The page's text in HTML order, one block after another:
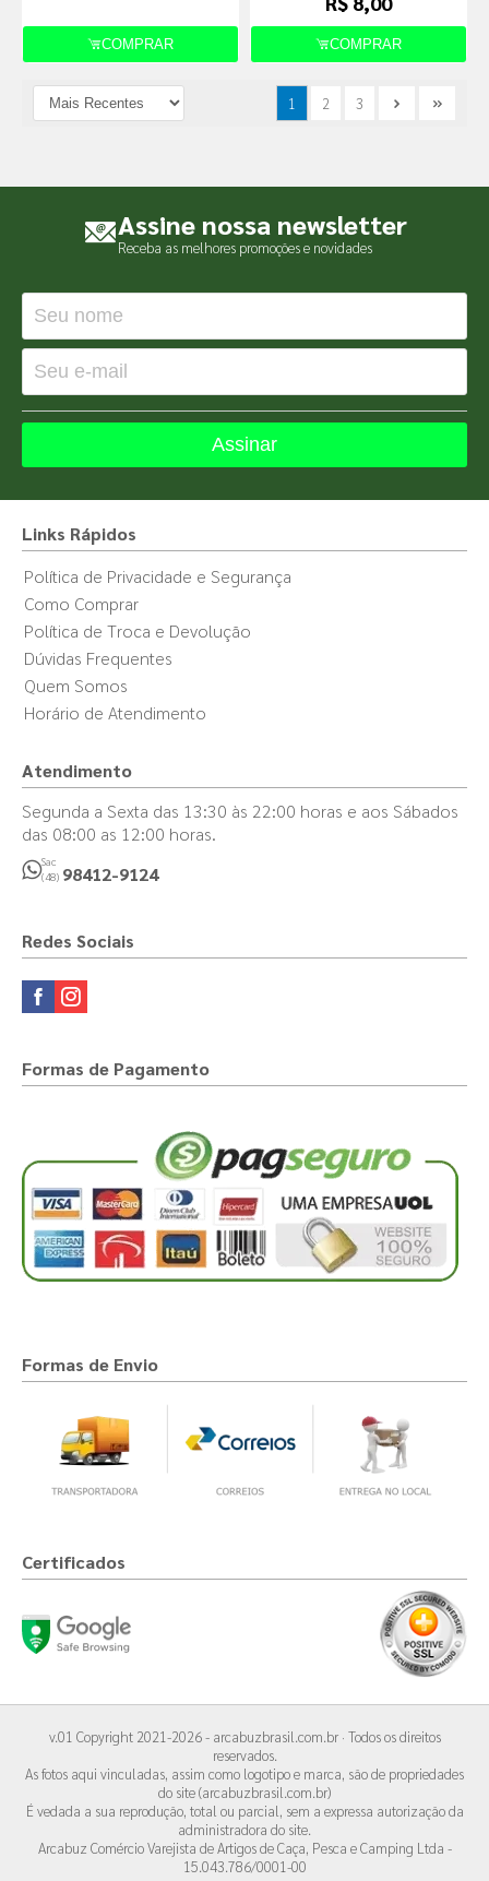
COMPRAR COMPRAR
1 2 3
Assine nossa newsletter
Receba as melhores promoções e novidades
Assinar
Links Rápidos
Política de Privacidade e Segurança
Como Comprar
Política de Troca e Devolução
Dúvidas Frequentes
Quem Somos
Horário de Atendimento
Atendimento
Segunda a Sexta das 13:30 às 22:00 horas e aos Sábados
das 08:00 as 12:00 horas.
Sac
(48) 98412-9124
Redes Sociais
Formas de Pagamento
Formas de Envio
Certificados
v.01 Copyright 2021-2026 - arcabuzbrasil.com.br · Todos os direitos
reservados.
As fotos aqui vinculadas, assim como logotipo e marca, são de propriedades
do site (arcabuzbrasil.com.br)
É vedada a sua reprodução, total ou parcial, sem a expressa autorização da
administradora do site.
Arcabuz Comércio Varejista de Artigos de Caça, Pesca e Camping Ltda -
15.043.786/0001-00